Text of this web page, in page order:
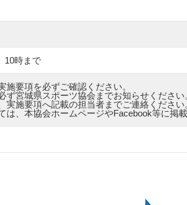
10時まで
施要項を必ずご確認ください。
宮城県スポーツ協会までお知らせください
施要項へ記載の担当者までご連絡ください
は、本協会ホームページやFacebook等に掲